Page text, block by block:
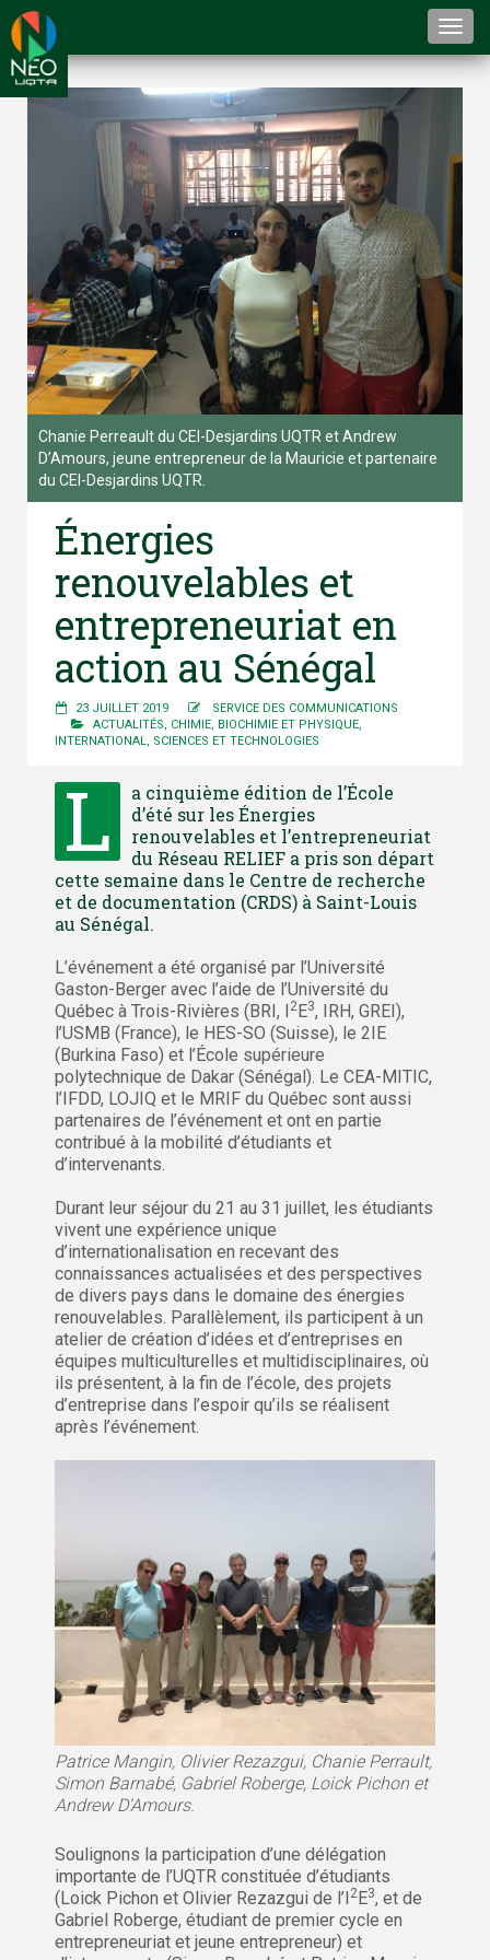
Chanie Perreault du CEI-Desjardins UQTR et Andrew
D’Amours, jeune entrepreneur de la Mauricie et partenaire
du CEI-Desjardins UQTR.
Énergies
renouvelables et
entrepreneuriat en
action au Sénégal
23 JUILLET 2019
SERVICE DES COMMUNICATIONS
ACTUALITÉS
CHIMIE, BIOCHIMIE ET PHYSIQUE
INTERNATIONAL
SCIENCES ET TECHNOLOGIES
L
a cinquième édition de l’École
d’été sur les Énergies
renouvelables et l’entrepreneuriat
du Réseau RELIEF a pris son départ
cette semaine dans le Centre de recherche
et de documentation (CRDS) à Saint-Louis
au Sénégal.
L’événement a été organisé par l’Université
Gaston-Berger avec l’aide de l’Université du
Québec à Trois-Rivières (BRI, I 2E3, IRH, GREI),
l’USMB (France), le HES-SO (Suisse), le 2IE
(Burkina Faso) et l’École supérieure
polytechnique de Dakar (Sénégal). Le CEA-MITIC,
l’IFDD, LOJIQ et le MRIF du Québec sont aussi
partenaires de l’événement et ont en partie
contribué à la mobilité d’étudiants et
d’intervenants.
Durant leur séjour du 21 au 31 juillet, les étudiants
vivent une expérience unique
d’internationalisation en recevant des
connaissances actualisées et des perspectives
de divers pays dans le domaine des énergies
renouvelables. Parallèlement, ils participent à un
atelier de création d’idées et d’entreprises en
équipes multiculturelles et multidisciplinaires, où
ils présentent, à la fin de l’école, des projets
d’entreprise dans l’espoir qu’ils se réalisent
après l’événement.
Patrice Mangin, Olivier Rezazgui, Chanie Perrault,
Simon Barnabé, Gabriel Roberge, Loick Pichon et
Andrew D’Amours.
Soulignons la participation d’une délégation
importante de l’UQTR constituée d’étudiants
(Loick Pichon et Olivier Rezazgui de l’I 2E3, et de
Gabriel Roberge, étudiant de premier cycle en
entrepreneuriat et jeune entrepreneur) et